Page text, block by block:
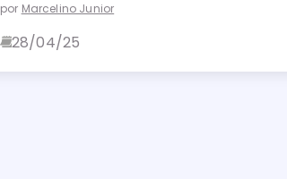
por Marcelino Junior
28/04/25